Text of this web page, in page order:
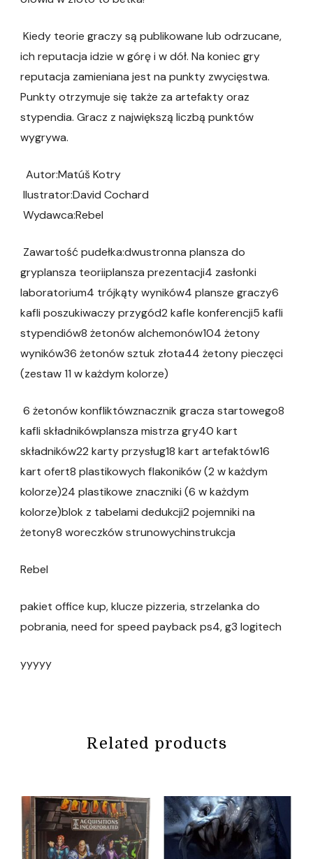
Kiedy teorie graczy są publikowane lub odrzucane,
ich reputacja idzie w górę i w dół. Na koniec gry
reputacja zamieniana jest na punkty zwycięstwa.
Punkty otrzymuje się także za artefakty oraz
stypendia. Gracz z największą liczbą punktów
wygrywa.
Autor:Matúš Kotry
Ilustrator:David Cochard
Wydawca:Rebel
Zawartość pudełka:dwustronna plansza do
gryplansza teoriiplansza prezentacji4 zasłonki
laboratorium4 trójkąty wyników4 plansze graczy6
kafli poszukiwaczy przygód2 kafle konferencji5 kafli
stypendiów8 żetonów alchemonów104 żetony
wyników36 żetonów sztuk złota44 żetony pieczęci
(zestaw 11 w każdym kolorze)
6 żetonów konfliktówznacznik gracza startowego8
kafli składnikówplansza mistrza gry40 kart
składników22 karty przysług18 kart artefaktów16
kart ofert8 plastikowych flakoników (2 w każdym
kolorze)24 plastikowe znaczniki (6 w każdym
kolorze)blok z tabelami dedukcji2 pojemniki na
żetony8 woreczków strunowychinstrukcja
Rebel
pakiet office kup, klucze pizzeria, strzelanka do
pobrania, need for speed payback ps4, g3 logitech
yyyyy
Related products